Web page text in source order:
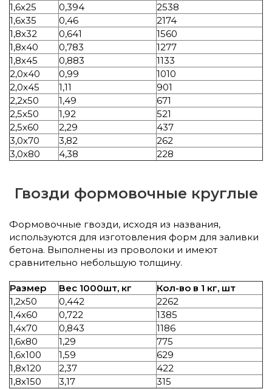
1,6х25
0,394
2538
1,6х35
0,46
2174
1,8х32
0,641
1560
1,8х40
0,783
1277
1,8х45
0,883
1133
2,0х40
0,99
1010
2,0х45
1,11
901
2,2х50
1,49
671
2,5х50
1,92
521
2,5х60
2,29
437
3,0х70
3,82
262
3,0х80
4,38 228
Гвозди формовочные круглые
Формовочные гвозди, исходя из названия,
используются для изготовления форм для заливки
бетона. Выполнены из проволоки и имеют
сравнительно небольшую толщину.
Размер Вес 1000шт, кг
Кол-во в 1 кг, шт
1,2х50
0,442
2262
1,4х60
0,722
1385
1,4х70
0,843
1186
1,6х80
1,29
775
1,6х100
1,59
629
1,8х120
2,37
422
1,8х150
3,17 315